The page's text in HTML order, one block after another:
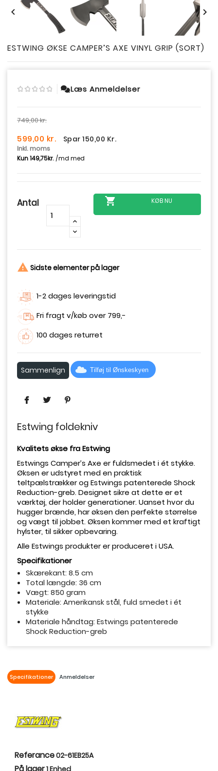
 
ESTWING ØKSE CAMPER’S AXE VINYL GRIP (SORT)
Læs Anmeldelser
749,00 kr.
599,00 kr. Spar 150,00 Kr.
Inkl. moms
Antal  KØB NU
 Sidste elementer på lager
1-2 dages leveringstid
Fri fragt v/køb over 799,-
100 dages returret
Sammenlign Tilføj til Ønskeskyen
Estwing foldekniv
Kvalitets økse fra Estwing
Estwings Camper’s Axe er fuldsmedet i ét stykke.
Øksen er udstyret med en praktisk
teltpælstrækker og Estwings patenterede Shock
Reduction-greb. Designet sikre at dette er et
værktøj, der holder generationer. Uanset hvor du
hugger brænde, har øksen den perfekte størrelse
og vægt til jobbet. Øksen kommer med et kraftigt
hylster, til sikker opbevaring.
Alle Estwings produkter er produceret i USA.
Specifikationer
Skærekant: 8.5 cm
Total længde: 36 cm
Vægt: 850 gram
Materiale: Amerikansk stål, fuld smedet i ét
stykke
Materiale håndtag: Estwings patenterede
Shock Reduction-greb
Specifikationer Anmeldelser
Referance02-61EB25A